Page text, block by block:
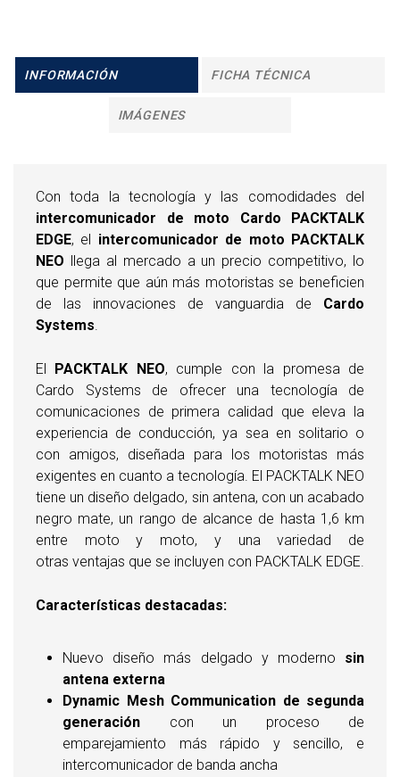
INFORMACIÓN FICHA TÉCNICA
IMÁGENES
Con toda la tecnología y las comodidades del
intercomunicador de moto Cardo PACKTALK
EDGE, el intercomunicador de moto PACKTALK
NEO llega al mercado a un precio competitivo, lo
que permite que aún más motoristas se beneficien
de las innovaciones de vanguardia de Cardo
Systems.
El PACKTALK NEO, cumple con la promesa de
Cardo Systems de ofrecer una tecnología de
comunicaciones de primera calidad que eleva la
experiencia de conducción, ya sea en solitario o
con amigos, diseñada para los motoristas más
exigentes en cuanto a tecnología. El PACKTALK NEO
tiene un diseño delgado, sin antena, con un acabado
negro mate, un rango de alcance de hasta 1,6 km
entre moto y moto, y una variedad de
otras ventajas que se incluyen con PACKTALK EDGE.
Características destacadas:
Nuevo diseño más delgado y moderno sin
antena externa
Dynamic Mesh Communication de segunda
generación con un proceso de
emparejamiento más rápido y sencillo, e
intercomunicador de banda ancha